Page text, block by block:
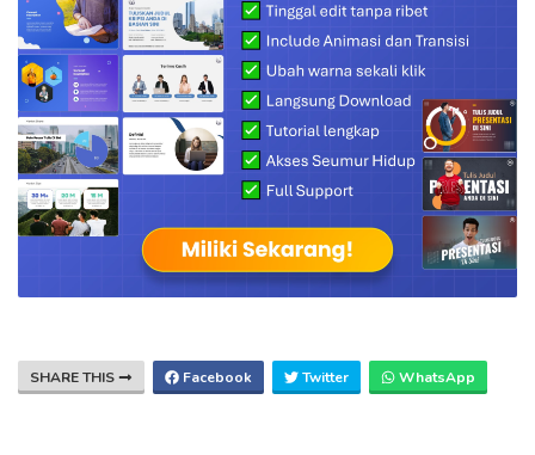
SHARE THIS Facebook Twitter WhatsApp